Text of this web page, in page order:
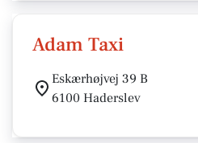
Adam Taxi
Eskærhøjvej 39 B
6100 Haderslev